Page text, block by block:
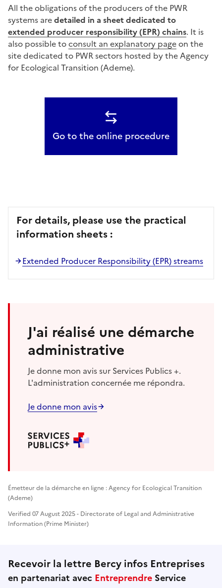
All the obligations of the producers of the PWR
systems aredetailed in a sheet dedicated to
extended producer responsibility (EPR) chains. It is
also possible toconsult an explanatory pageon the
site dedicated to PWR sectors hosted by the Agency
for Ecological Transition (Ademe).
Go to the online procedure
For details, please use the practical
information sheets :
Extended Producer Responsibility (EPR) streams
J'ai réalisé une démarche
administrative
Je donne mon avis sur Services Publics +.
L'administration concernée me répondra.
Je donne mon avis
Émetteur de la démarche en ligne : Agency for Ecological Transition
(Ademe)
Verified 07 August 2025 - Directorate of Legal and Administrative
Information (Prime Minister)
Recevoir la lettre Bercy infos Entreprises
en partenariat avec Entreprendre Service